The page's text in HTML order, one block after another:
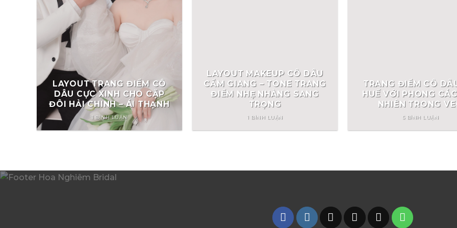
LAYOUT TRANG ĐIỂM CÔ
DÂU CỰC XINH CHO CẶP
ĐÔI HẢI CHINH – ÁI THẠNH
1 BÌNH LUẬN
LAYOUT MAKEUP CÔ DÂU
CẨM GIANG – TONE TRANG
ĐIỂM NHẸ NHÀNG SANG
TRỌNG
1 BÌNH LUẬN
TRANG ĐIỂM CÔ
HUẾ VỚI PHONG
NHIÊN TRONG
5 BÌNH LUẬN